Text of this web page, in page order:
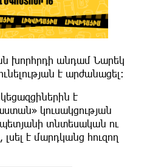
խորհրդի անդամ Նարեկ
է արժանացել։
է
կուսակցության
տնտեսական ու
է մարդկանց հուզող